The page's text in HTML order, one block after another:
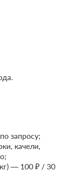
запросу;
качели,
— 100 ₽ / 30